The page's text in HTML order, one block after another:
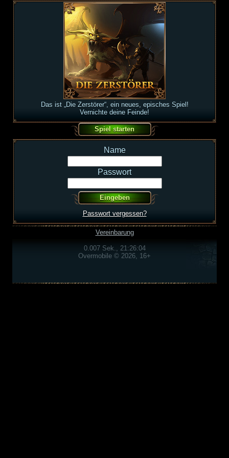
Das ist „Die Zerstörer“, ein neues, episches Spiel!
Vernichte deine Feinde!
Name
Passwort
Passwort vergessen?
Vereinbarung
0.007 Sek., 21:26:04
Overmobile © 2026, 16+